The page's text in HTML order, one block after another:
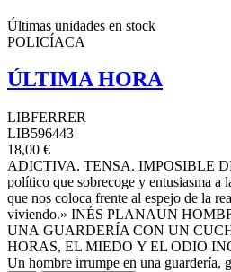
Últimas unidades en stock
POLICÍACA
ÚLTIMA HORA
LIBFERRER
LIB596443
18,00 €
ADICTIVA. TENSA. IMPOSIBLE
político que sobrecoge y entusiasma a
que nos coloca frente al espejo de la
viviendo.» INÉS PLANAUN
UNA GUARDERÍA CON UN
HORAS, EL MIEDO Y EL ODIO
Un hombre irrumpe en una guardería,